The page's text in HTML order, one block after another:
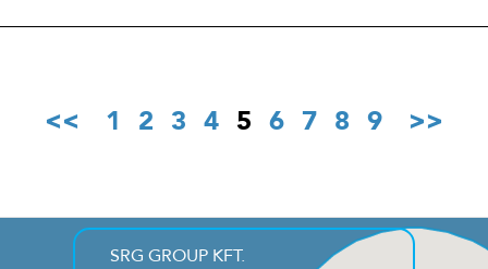
1 2 3 4 5 6 7 8 9
SRG GROUP KFT.